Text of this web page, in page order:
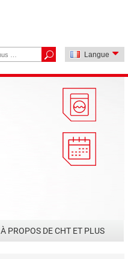
Langue
À PROPOS DE CHT ET PLUS